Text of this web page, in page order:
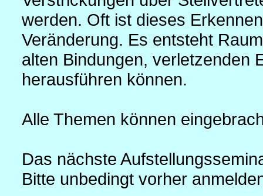
werden. Oft ist dieses
Veränderung. Es entsteht
alten Bindungen, verletzenden
herausführen können.
Alle Themen können
Das nächste
Bitte unbedingt vorher